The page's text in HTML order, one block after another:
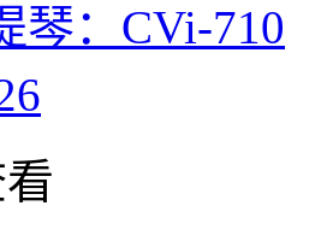
琴：CVi-710